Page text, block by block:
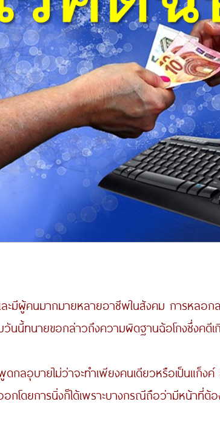
นมากมายหลายอาชีพในสังคม การหลอกลว
วันนี้ทนายขอกล่าวถึงความผิดฐานฉ้อโกงซึ่งคดี
ายไม่ว่าจะทำเพียงคนเดียวหรือเป็นแก็งค์
กโดยการนิ่งก็ได้เพราะบางกรณีถือว่ามีหน้าที่ต้